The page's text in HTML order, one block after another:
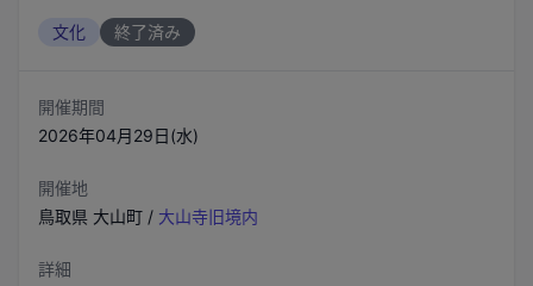
文化 終了済み
開催期間
2026年04月29日(水)
開催地
鳥取県 大山町 / 大山寺旧境内
詳細